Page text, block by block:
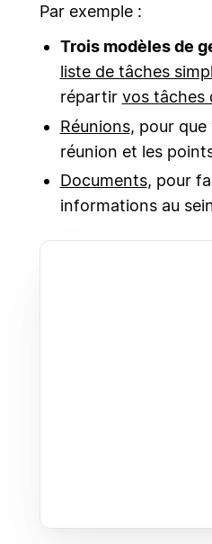
Par exemple :
Trois modèles de
liste de tâches
répartir vos tâches
Réunions, pour que
réunion et les
Documents, pour
informations au